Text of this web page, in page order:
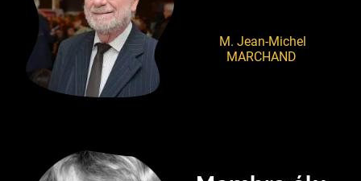
M. Jean-Michel
MARCHAND